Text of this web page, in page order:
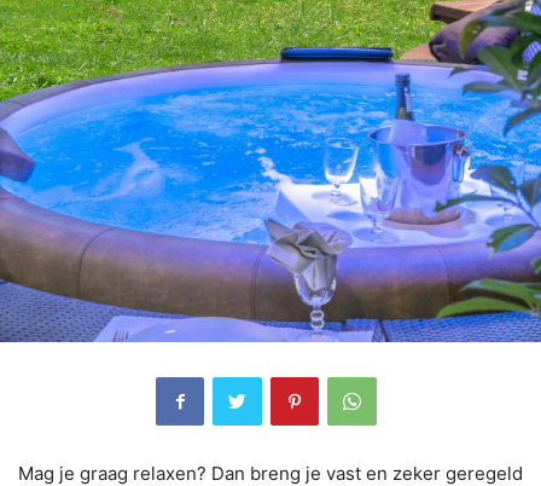
Mag je graag relaxen? Dan breng je vast en zeker geregeld